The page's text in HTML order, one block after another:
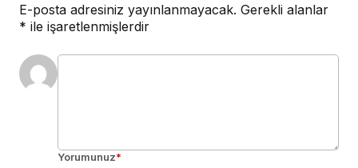
E-posta adresiniz yayınlanmayacak. Gerekli alanlar
* ile işaretlenmişlerdir
Yorumunuz*